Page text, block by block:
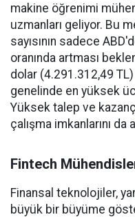
makine öğrenimi
uzmanları geliyor. Bu
sayısının sadece
oranında artması
dolar (4.291.312,49
genelinde en yüksek
Yüksek talep ve
çalışma imkanlarını da
Fintech
Finansal teknolojiler,
büyük bir büyüme